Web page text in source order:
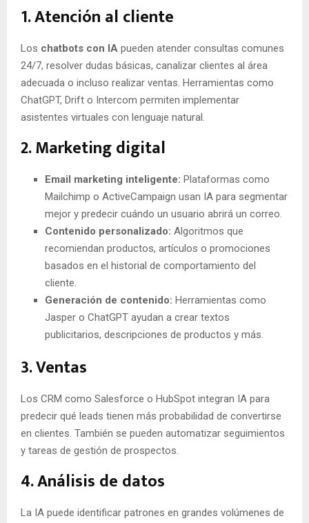
1. Atención al cliente
Los chatbots con IA pueden atender consultas comunes
24/7, resolver dudas básicas, canalizar clientes al área
adecuada o incluso realizar ventas. Herramientas como
ChatGPT, Drift o Intercom permiten implementar
asistentes virtuales con lenguaje natural.
2. Marketing digital
Email marketing inteligente: Plataformas como
Mailchimp o ActiveCampaign usan IA para segmentar
mejor y predecir cuándo un usuario abrirá un correo.
Contenido personalizado: Algoritmos que
recomiendan productos, artículos o promociones
basados en el historial de comportamiento del
cliente.
Generación de contenido: Herramientas como
Jasper o ChatGPT ayudan a crear textos
publicitarios, descripciones de productos y más.
3. Ventas
Los CRM como Salesforce o HubSpot integran IA para
predecir qué leads tienen más probabilidad de convertirse
en clientes. También se pueden automatizar seguimientos
y tareas de gestión de prospectos.
4. Análisis de datos
La IA puede identificar patrones en grandes volúmenes de